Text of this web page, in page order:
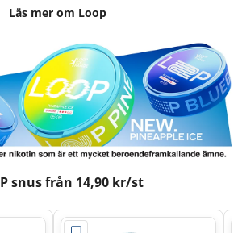
Läs mer om Loop
snus från 14,90 kr/st